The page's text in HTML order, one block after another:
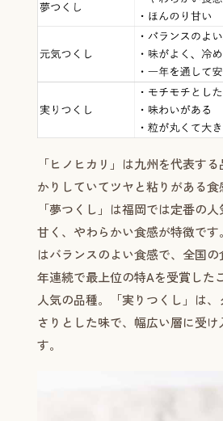
「ヒノヒカリ」は九州を代表す
かりしていてツヤと粘りがある食
「夢つくし」は福岡では定番の
甘く、やわらかい食感が特徴です
はバランスのよい食感で、全国
年連続で最上位の特Aを受賞した
人気の品種。「実りつくし」は、
さりとした味で、幅広い層に受
す。